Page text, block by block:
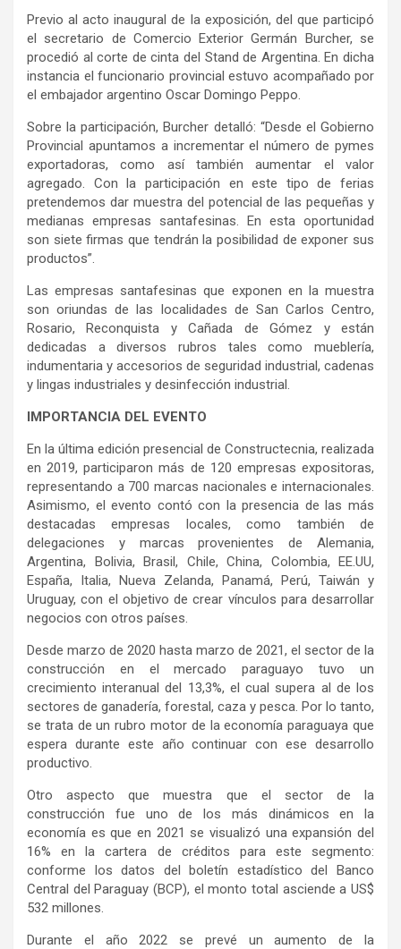
Previo al acto inaugural de la exposición, del que participó
el secretario de Comercio Exterior Germán Burcher, se
procedió al corte de cinta del Stand de Argentina. En dicha
instancia el funcionario provincial estuvo acompañado por
el embajador argentino Oscar Domingo Peppo.
Sobre la participación, Burcher detalló: “Desde el Gobierno
Provincial apuntamos a incrementar el número de pymes
exportadoras, como así también aumentar el valor
agregado. Con la participación en este tipo de ferias
pretendemos dar muestra del potencial de las pequeñas y
medianas empresas santafesinas. En esta oportunidad
son siete firmas que tendrán la posibilidad de exponer sus
productos”.
Las empresas santafesinas que exponen en la muestra
son oriundas de las localidades de San Carlos Centro,
Rosario, Reconquista y Cañada de Gómez y están
dedicadas a diversos rubros tales como mueblería,
indumentaria y accesorios de seguridad industrial, cadenas
y lingas industriales y desinfección industrial.
IMPORTANCIA DEL EVENTO
En la última edición presencial de Constructecnia, realizada
en 2019, participaron más de 120 empresas expositoras,
representando a 700 marcas nacionales e internacionales.
Asimismo, el evento contó con la presencia de las más
destacadas empresas locales, como también de
delegaciones y marcas provenientes de Alemania,
Argentina, Bolivia, Brasil, Chile, China, Colombia, EE.UU,
España, Italia, Nueva Zelanda, Panamá, Perú, Taiwán y
Uruguay, con el objetivo de crear vínculos para desarrollar
negocios con otros países.
Desde marzo de 2020 hasta marzo de 2021, el sector de la
construcción en el mercado paraguayo tuvo un
crecimiento interanual del 13,3%, el cual supera al de los
sectores de ganadería, forestal, caza y pesca. Por lo tanto,
se trata de un rubro motor de la economía paraguaya que
espera durante este año continuar con ese desarrollo
productivo.
Otro aspecto que muestra que el sector de la
construcción fue uno de los más dinámicos en la
economía es que en 2021 se visualizó una expansión del
16% en la cartera de créditos para este segmento:
conforme los datos del boletín estadístico del Banco
Central del Paraguay (BCP), el monto total asciende a US$
532 millones.
Durante el año 2022 se prevé un aumento de la